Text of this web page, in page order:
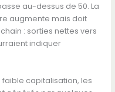
au-dessus de 50. La
augmente mais doit
: sorties nettes vers
indiquer
faible capitalisation, les